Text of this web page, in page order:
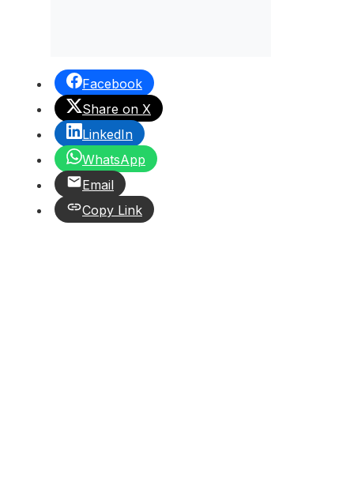
Facebook
Share on X
LinkedIn
WhatsApp
Email
Copy Link